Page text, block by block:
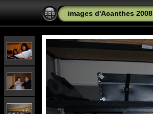
images d'Acanthes 2008